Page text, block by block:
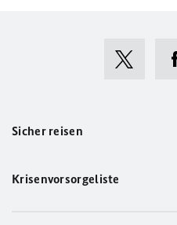
Sicher reisen
Krisenvorsorgeliste